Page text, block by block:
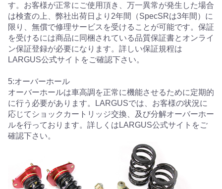
す。お客様が正常にご使用頂き、万一異常が発生した場合
は検査の上、弊社出荷日より2年間（SpecSRは3年間）に
限り、無償で修理サービスを受けることが可能です。保証
を受けるには商品に同梱されている品質保証書とオンライ
ン保証登録が必要になります。詳しい保証規程は
LARGUS公式サイトをご確認下さい。
5:オーバーホール
オーバーホールは車高調を正常に機能させるために定期的
に行う必要があります。LARGUSでは、お客様の状況に
応じてショックカートリッジ交換、及び分解オーバーホー
ルを行っております。詳しくはLARGUS公式サイトをご
確認下さい。